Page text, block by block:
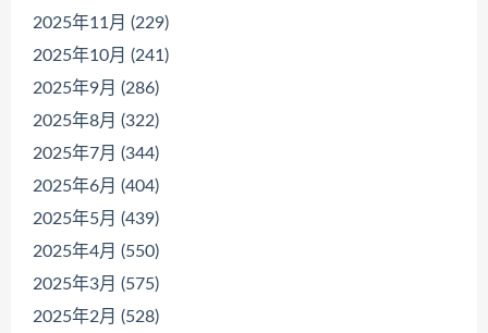
2025年11月 (229)
2025年10月 (241)
2025年9月 (286)
2025年8月 (322)
2025年7月 (344)
2025年6月 (404)
2025年5月 (439)
2025年4月 (550)
2025年3月 (575)
2025年2月 (528)